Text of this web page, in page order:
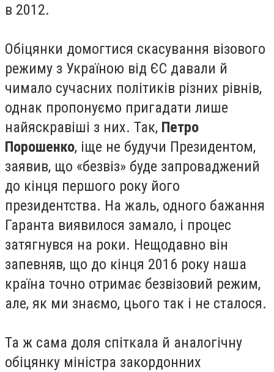
в 2012.
Обіцянки домогтися скасування візового
режиму з Україною від ЄС давали й
чимало сучасних політиків різних рівнів,
однак пропонуємо пригадати лише
найяскравіші з них. Так, Петро
Порошенко, іще не будучи Президентом,
заявив, що «безвіз» буде запроваджений
до кінця першого року його
президентства. На жаль, одного бажання
Гаранта виявилося замало, і процес
затягнувся на роки. Нещодавно він
запевняв, що до кінця 2016 року наша
країна точно отримає безвізовий режим,
але, як ми знаємо, цього так і не сталося.
Та ж сама доля спіткала й аналогічну
обіцянку міністра закордонних